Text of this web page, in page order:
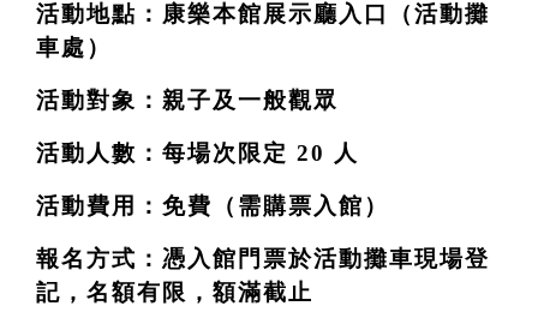
活動地點：康樂本館展示廳入口（活動攤
車處）
活動對象：親子及一般觀眾
活動人數：每場次限定 20 人
活動費用：免費（需購票入館）
報名方式：憑入館門票於活動攤車現場登
記，名額有限，額滿截止